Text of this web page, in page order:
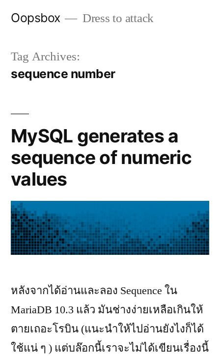
Oopsbox Dress to attack
Tag Archives:
sequence number
MySQL generates a
sequence of numeric
values
หลังจากได้อ่านและลอง Sequence ใน
MariaDB 10.3 แล้ว มันช่างง่ายเหลือเกินให้
ตายเถอะโรบิน (แนะนำให้ไปอ่านยังไงก็ได้
ใช้แน่ ๆ ) แต่บล๊อกนี้เราจะไม่ได้เขียนเรื่องนี้